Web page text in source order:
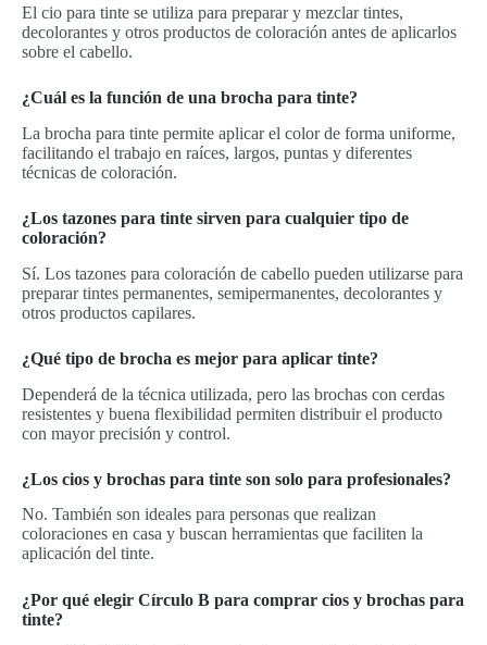
El cio para tinte se utiliza para preparar y mezclar tintes,
decolorantes y otros productos de coloración antes de aplicarlos
sobre el cabello.
¿Cuál es la función de una brocha para tinte?
La brocha para tinte permite aplicar el color de forma uniforme,
facilitando el trabajo en raíces, largos, puntas y diferentes
técnicas de coloración.
¿Los tazones para tinte sirven para cualquier tipo de
coloración?
Sí. Los tazones para coloración de cabello pueden utilizarse para
preparar tintes permanentes, semipermanentes, decolorantes y
otros productos capilares.
¿Qué tipo de brocha es mejor para aplicar tinte?
Dependerá de la técnica utilizada, pero las brochas con cerdas
resistentes y buena flexibilidad permiten distribuir el producto
con mayor precisión y control.
¿Los cios y brochas para tinte son solo para profesionales?
No. También son ideales para personas que realizan
coloraciones en casa y buscan herramientas que faciliten la
aplicación del tinte.
¿Por qué elegir Círculo B para comprar cios y brochas para
tinte?